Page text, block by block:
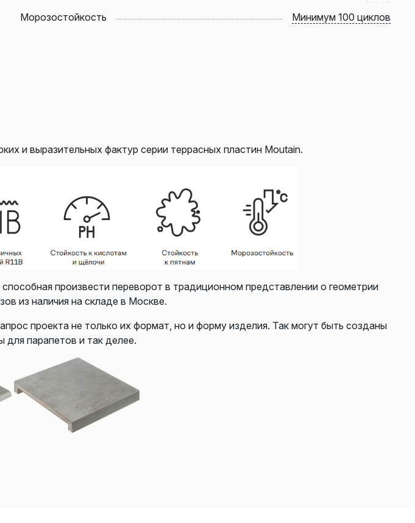
Морозостойкость
Минимум 100 циклов
и выразительных фактур серии террасных пластин Moutain.
произвести переворот в традиционном представлении о геометрии
из наличия на складе в Москве.
проекта не только их формат, но и форму изделия. Так могут быть созданы
парапетов и так делее.